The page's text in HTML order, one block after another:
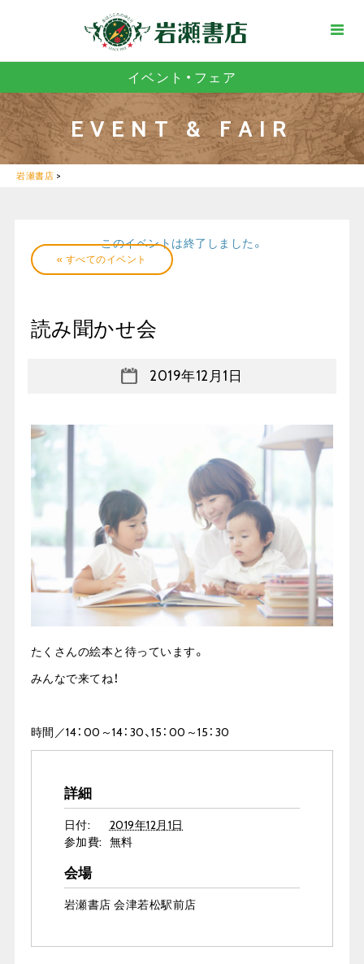
イベント・フェア
EVENT & FAIR
岩瀬書店 >
« すべてのイベント
このイベントは終了しました。
読み聞かせ会
2019年12月1日
たくさんの絵本と待っています。
みんなで来てね！
時間／14： 00 ～14： 30、15 ： 00 ～15 ： 30
詳細
日付:
2019年12月1日
参加費: 無料
会場
岩瀬書店 会津若松駅前店